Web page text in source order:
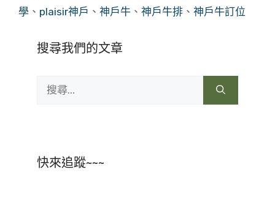
學 、 plaisir神戶 、 神戶牛 、 神戶牛排 、 神戶牛訂位
搜尋我們的文章
尋:
快來追蹤~~~